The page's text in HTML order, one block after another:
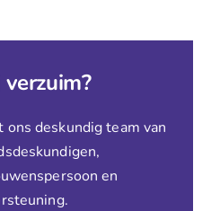
ons deskundig team van
en